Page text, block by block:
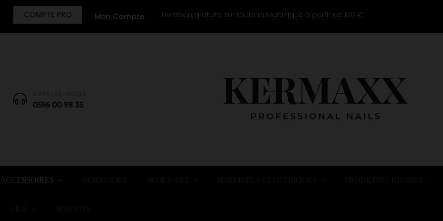
COMPTE PRO Mon Compte Livraison gratuite sur toute la Martinique à partir de 100 €
0596 00 98 35
ACCESSOIRES